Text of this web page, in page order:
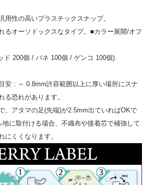
用性の高いプラスチックスナップ。
るオーソドックスなタイプ。■カラー展開/オフ
ド 200個 / バネ 100個 / ゲンコ 100個)
安 : ～ 0.8mm許容範囲以上に厚い場所にスナ
る恐れがあります。
、アタマの足(先端)が2.5mm出ていればOKで
に取付ける場合、不織布や接着芯で補強して
にくくなります。